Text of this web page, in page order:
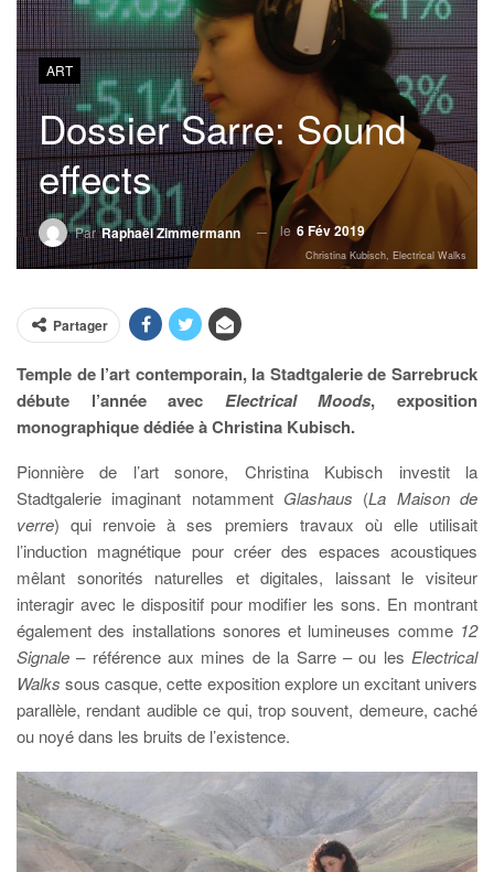
ART
Dossier Sarre: Sound
effects
ParRaphaël Zimmermann le 6 Fév 2019
Christina Kubisch, Electrical Walks
Partager
Temple de l’art contemporain, la Stadtgalerie de Sarrebruck
débute l’année avec Electrical Moods, exposition
monographique dédiée à Christina Kubisch.
Pionnière de l’art sonore, Christina Kubisch investit la
Stadtgalerie imaginant notamment Glashaus (La Maison de
verre) qui renvoie à ses premiers travaux où elle utilisait
l’induction magnétique pour créer des espaces acoustiques
mêlant sonorités naturelles et digitales, laissant le visiteur
interagir avec le dispositif pour modifier les sons. En montrant
également des installations sonores et lumineuses comme 12
Signale – référence aux mines de la Sarre – ou les Electrical
Walks sous casque, cette exposition explore un excitant univers
parallèle, rendant audible ce qui, trop souvent, demeure, caché
ou noyé dans les bruits de l’existence.